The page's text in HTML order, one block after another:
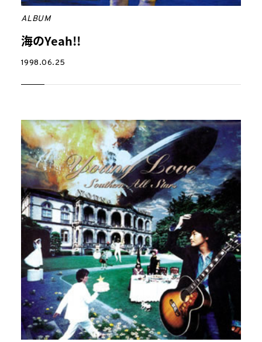
ALBUM
海のYeah!!
1998.06.25